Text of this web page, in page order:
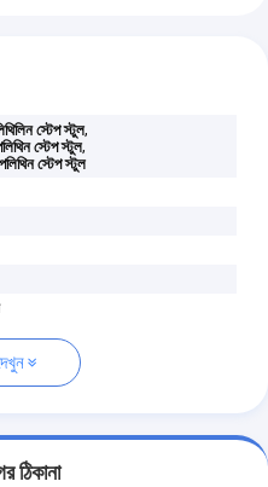
স্টেপ স্টুল,
স্টেপ স্টুল,
স্টেপ স্টুল
ঠিকানা